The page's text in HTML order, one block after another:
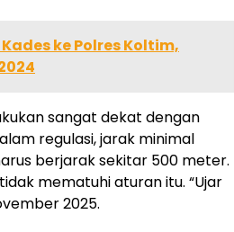
ke Polres Koltim,
sangat dekat dengan
regulasi, jarak minimal
berjarak sekitar 500 meter.
mematuhi aturan itu. “Ujar
2025.